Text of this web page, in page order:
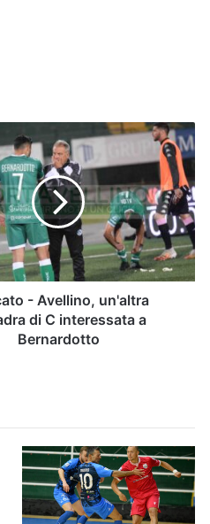
- Avellino, un'altra
di C interessata a
Bernardotto